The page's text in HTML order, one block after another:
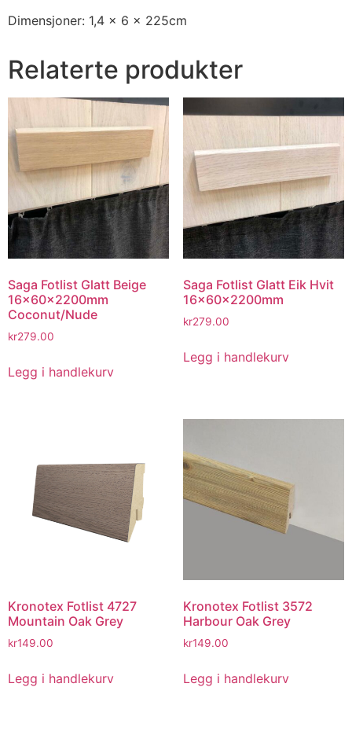
Dimensjoner: 1,4 x 6 x 225cm
Relaterte produkter
Saga Fotlist Glatt Beige
16x60x2200mm
Coconut/Nude
kr279.00
Legg i handlekurv
Saga Fotlist Glatt Eik Hvit
16x60x2200mm
kr279.00
Legg i handlekurv
Kronotex Fotlist 4727
Mountain Oak Grey
kr149.00
Legg i handlekurv
Kronotex Fotlist 3572
Harbour Oak Grey
kr149.00
Legg i handlekurv